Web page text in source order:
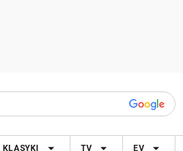
KLASYKI TV EV